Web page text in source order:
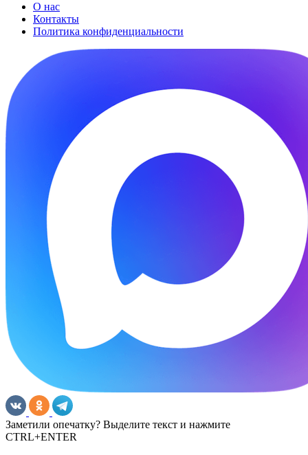
О нас
Контакты
Политика конфиденциальности
Заметили опечатку? Выделите текст и нажмите
CTRL+ENTER